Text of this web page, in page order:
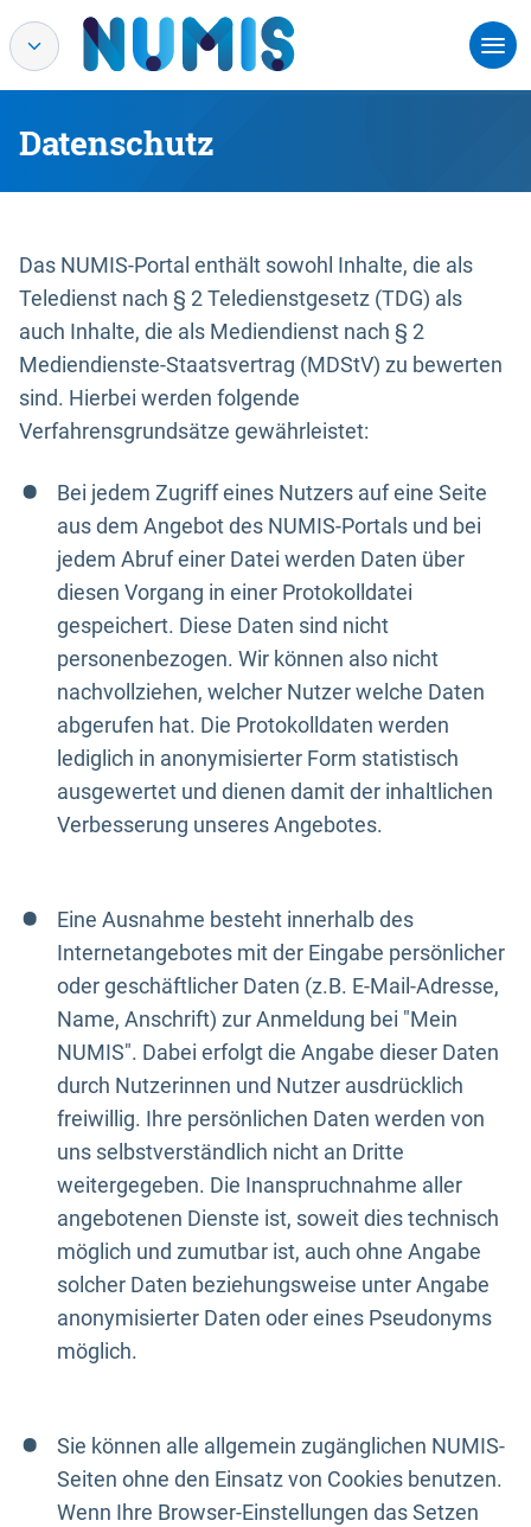
Datenschutz
Das NUMIS-Portal enthält sowohl Inhalte, die als
Teledienst nach § 2 Teledienstgesetz (TDG) als
auch Inhalte, die als Mediendienst nach § 2
Mediendienste-Staatsvertrag (MDStV) zu bewerten
sind. Hierbei werden folgende
Verfahrensgrundsätze gewährleistet:
Bei jedem Zugriff eines Nutzers auf eine Seite
aus dem Angebot des NUMIS-Portals und bei
jedem Abruf einer Datei werden Daten über
diesen Vorgang in einer Protokolldatei
gespeichert. Diese Daten sind nicht
personenbezogen. Wir können also nicht
nachvollziehen, welcher Nutzer welche Daten
abgerufen hat. Die Protokolldaten werden
lediglich in anonymisierter Form statistisch
ausgewertet und dienen damit der inhaltlichen
Verbesserung unseres Angebotes.
Eine Ausnahme besteht innerhalb des
Internetangebotes mit der Eingabe persönlicher
oder geschäftlicher Daten (z.B. E-Mail-Adresse,
Name, Anschrift) zur Anmeldung bei "Mein
NUMIS". Dabei erfolgt die Angabe dieser Daten
durch Nutzerinnen und Nutzer ausdrücklich
freiwillig. Ihre persönlichen Daten werden von
uns selbstverständlich nicht an Dritte
weitergegeben. Die Inanspruchnahme aller
angebotenen Dienste ist, soweit dies technisch
möglich und zumutbar ist, auch ohne Angabe
solcher Daten beziehungsweise unter Angabe
anonymisierter Daten oder eines Pseudonyms
möglich.
Sie können alle allgemein zugänglichen NUMIS-
Seiten ohne den Einsatz von Cookies benutzen.
Wenn Ihre Browser-Einstellungen das Setzen